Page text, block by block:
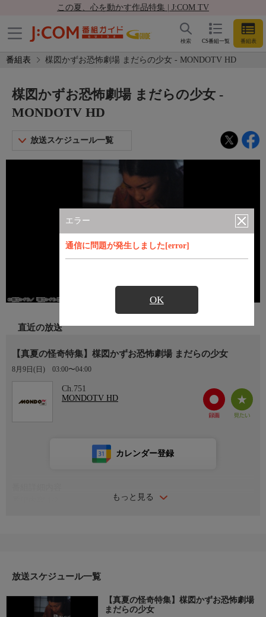
この夏、心を動かす作品特集 | J:COM TV
CS番組一覧 番組表
検索
番組表 楳図かずお恐怖劇場 まだらの少女 - MONDOTV HD
エラー
通信に問題が発生しました[error]
OK
楳図かずお恐怖劇場 まだらの少女 -
MONDOTV HD
放送スケジュール一覧
直近の放送
【真夏の怪奇特集】楳図かずお恐怖劇場 まだらの少女
8月9日(日) 03:00〜04:00
Ch.751
MONDOTV HD
もっと見る
カレンダー登録
原作：楳図かずお
出演：成海璃子、中村有沙、田中美奈子、嶋田久作
放送スケジュール一覧
【真夏の怪奇特集】楳図かずお恐怖劇場
まだらの少女